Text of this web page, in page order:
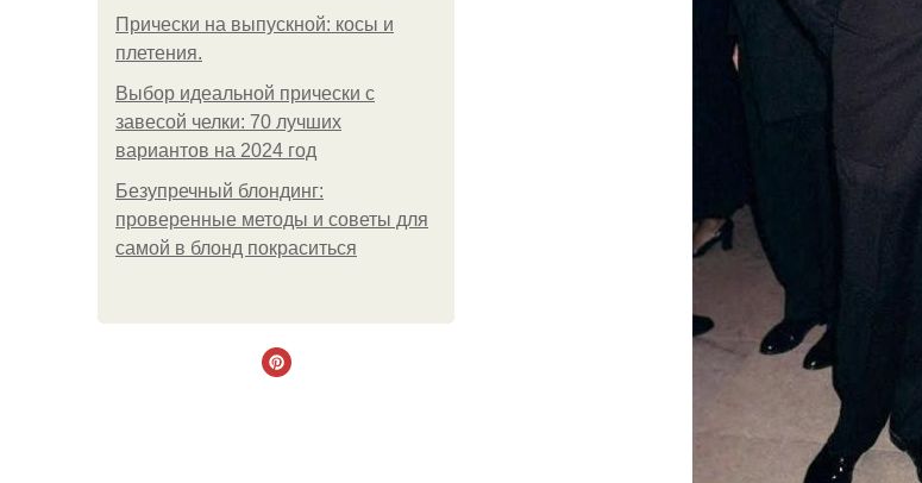
Прически на выпускной: косы и
плетения.
Выбор идеальной прически с
завесой челки: 70 лучших
вариантов на 2024 год
Безупречный блондинг:
проверенные методы и советы для
самой в блонд покраситься